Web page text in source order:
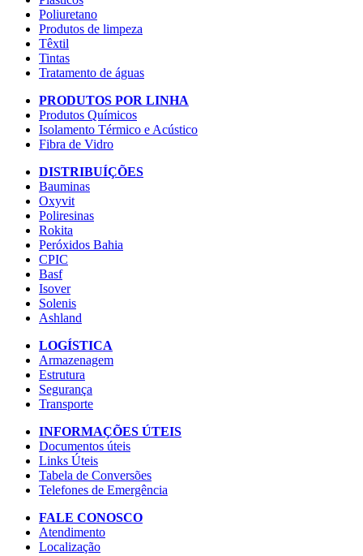
Poliuretano
Produtos de limpeza
Têxtil
Tintas
Tratamento de águas
PRODUTOS POR LINHA
Produtos Químicos
Isolamento Térmico e Acústico
Fibra de Vidro
DISTRIBUÍÇÕES
Bauminas
Oxyvit
Poliresinas
Rokita
Peróxidos Bahia
CPIC
Basf
Isover
Solenis
Ashland
LOGÍSTICA
Armazenagem
Estrutura
Segurança
Transporte
INFORMAÇÕES ÚTEIS
Documentos úteis
Links Úteis
Tabela de Conversões
Telefones de Emergência
FALE CONOSCO
Atendimento
Localização